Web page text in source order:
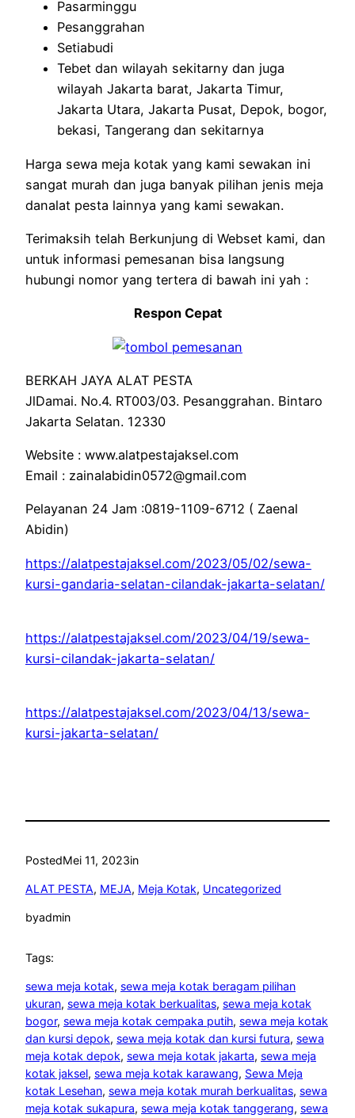
Pasarminggu
Pesanggrahan
Setiabudi
Tebet dan wilayah sekitarny dan juga
wilayah Jakarta barat, Jakarta Timur,
Jakarta Utara, Jakarta Pusat, Depok, bogor,
bekasi, Tangerang dan sekitarnya
Harga sewa meja kotak yang kami sewakan ini
sangat murah dan juga banyak pilihan jenis meja
danalat pesta lainnya yang kami sewakan.
Terimaksih telah Berkunjung di Webset kami, dan
untuk informasi pemesanan bisa langsung
hubungi nomor yang tertera di bawah ini yah :
Respon Cepat
BERKAH JAYA ALAT PESTA
JlDamai. No.4. RT003/03. Pesanggrahan. Bintaro
Jakarta Selatan. 12330
Website : www.alatpestajaksel.com
Email : zainalabidin0572@gmail.com
Pelayanan 24 Jam :0819-1109-6712 ( Zaenal
Abidin)
https://alatpestajaksel.com/2023/05/02/sewa-
kursi-gandaria-selatan-cilandak-jakarta-selatan/
https://alatpestajaksel.com/2023/04/19/sewa-
kursi-cilandak-jakarta-selatan/
https://alatpestajaksel.com/2023/04/13/sewa-
kursi-jakarta-selatan/
PostedMei 11, 2023in
ALAT PESTA, MEJA, Meja Kotak, Uncategorized
byadmin
Tags:
sewa meja kotak, sewa meja kotak beragam pilihan
ukuran, sewa meja kotak berkualitas, sewa meja kotak
bogor, sewa meja kotak cempaka putih, sewa meja kotak
dan kursi depok, sewa meja kotak dan kursi futura, sewa
meja kotak depok, sewa meja kotak jakarta, sewa meja
kotak jaksel, sewa meja kotak karawang, Sewa Meja
kotak Lesehan, sewa meja kotak murah berkualitas, sewa
meja kotak sukapura, sewa meja kotak tanggerang, sewa